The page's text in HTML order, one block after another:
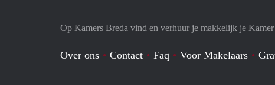
Op Kamers Breda vind en verhuur je makkelijk je Kamer
Over ons Contact Faq Voor Makelaars